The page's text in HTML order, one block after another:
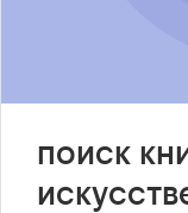
поиск